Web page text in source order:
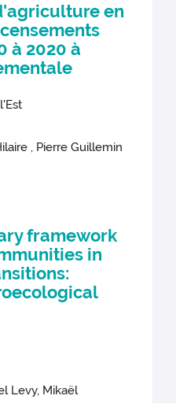
en
à 2020 à
, Pierre Guillemin
framework
in
Levy, Mikaël